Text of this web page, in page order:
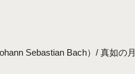
Sebastian Bach）/ 真如の月